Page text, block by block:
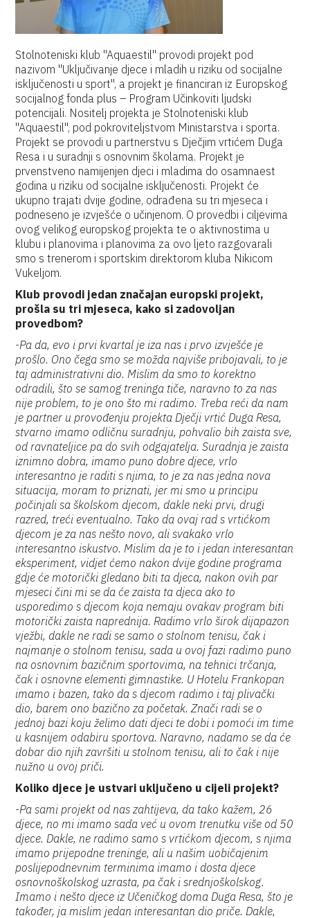
Stolnoteniski klub "Aquaestil" provodi projekt pod
nazivom "Uključivanje djece i mladih u riziku od socijalne
isključenosti u sport", a projekt je financiran iz Europskog
socijalnog fonda plus – Program Učinkoviti ljudski
potencijali. Nositelj projekta je Stolnoteniski klub
"Aquaestil", pod pokroviteljstvom Ministarstva i sporta.
Projekt se provodi u partnerstvu s Dječjim vrtićem Duga
Resa i u suradnji s osnovnim školama. Projekt je
prvenstveno namijenjen djeci i mladima do osamnaest
godina u riziku od socijalne isključenosti. Projekt će
ukupno trajati dvije godine, odrađena su tri mjeseca i
podneseno je izvješće o učinjenom. O provedbi i ciljevima
ovog velikog europskog projekta te o aktivnostima u
klubu i planovima i planovima za ovo ljeto razgovarali
smo s trenerom i sportskim direktorom kluba Nikicom
Vukeljom.
Klub provodi jedan značajan europski projekt,
prošla su tri mjeseca, kako si zadovoljan
provedbom?
-Pa da, evo i prvi kvartal je iza nas i prvo izvješće je
prošlo. Ono čega smo se možda najviše pribojavali, to je
taj administrativni dio. Mislim da smo to korektno
odradili, što se samog treninga tiče, naravno to za nas
nije problem, to je ono što mi radimo. Treba reći da nam
je partner u provođenju projekta Dječji vrtić Duga Resa,
stvarno imamo odličnu suradnju, pohvalio bih zaista sve,
od ravnateljice pa do svih odgajatelja. Suradnja je zaista
iznimno dobra, imamo puno dobre djece, vrlo
interesantno je raditi s njima, to je za nas jedna nova
situacija, moram to priznati, jer mi smo u principu
počinjali sa školskom djecom, dakle neki prvi, drugi
razred, treći eventualno. Tako da ovaj rad s vrtićkom
djecom je za nas nešto novo, ali svakako vrlo
interesantno iskustvo. Mislim da je to i jedan interesantan
eksperiment, vidjet ćemo nakon dvije godine programa
gdje će motorički gledano biti ta djeca, nakon ovih par
mjeseci čini mi se da će zaista ta djeca ako to
usporedimo s djecom koja nemaju ovakav program biti
motorički zaista naprednija. Radimo vrlo širok dijapazon
vježbi, dakle ne radi se samo o stolnom tenisu, čak i
najmanje o stolnom tenisu, sada u ovoj fazi radimo puno
na osnovnim bazičnim sportovima, na tehnici trčanja,
čak i osnovne elementi gimnastike. U Hotelu Frankopan
imamo i bazen, tako da s djecom radimo i taj plivački
dio, barem ono bazično za početak. Znači radi se o
jednoj bazi koju želimo dati djeci te dobi i pomoći im time
u kasnijem odabiru sportova. Naravno, nadamo se da će
dobar dio njih završiti u stolnom tenisu, ali to čak i nije
nužno u ovoj priči.
Koliko djece je ustvari uključeno u cijeli projekt?
-Pa sami projekt od nas zahtijeva, da tako kažem, 26
djece, no mi imamo sada već u ovom trenutku više od 50
djece. Dakle, ne radimo samo s vrtićkom djecom, s njima
imamo prijepodne treninge, ali u našim uobičajenim
poslijepodnevnim terminima imamo i dosta djece
osnovnoškolskog uzrasta, pa čak i srednjoškolskog.
Imamo i nešto djece iz Učeničkog doma Duga Resa, što je
također, ja mislim jedan interesantan dio priče. Dakle,